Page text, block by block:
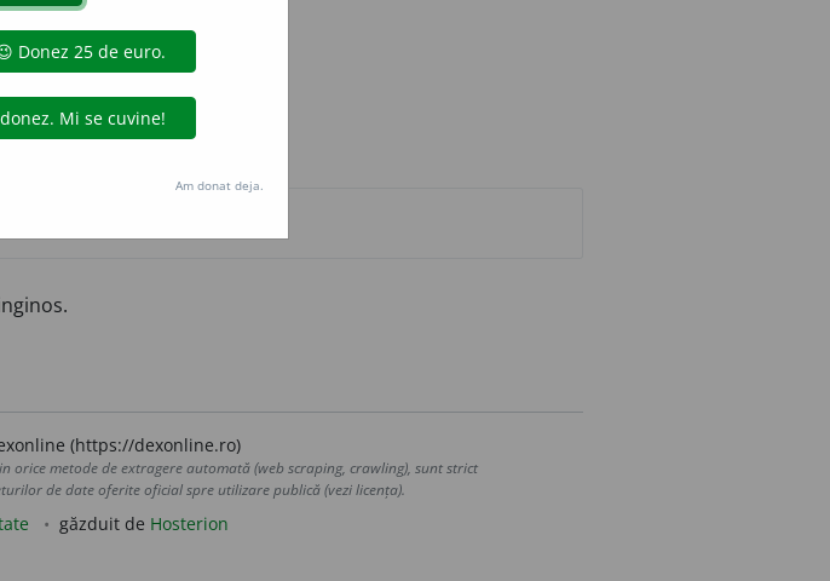
(https://dexonline.ro)
metode de extragere automată (web scraping, crawling), sunt strict
de date oferite oficial spre utilizare publică (vezi licența).
găzduit de Hosterion
Am donat deja.